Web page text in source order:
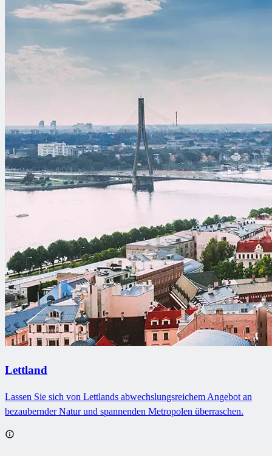
Lettland
Lassen Sie sich von Lettlands abwechslungsreichem Angebot an
bezaubernder Natur und spannenden Metropolen überraschen.